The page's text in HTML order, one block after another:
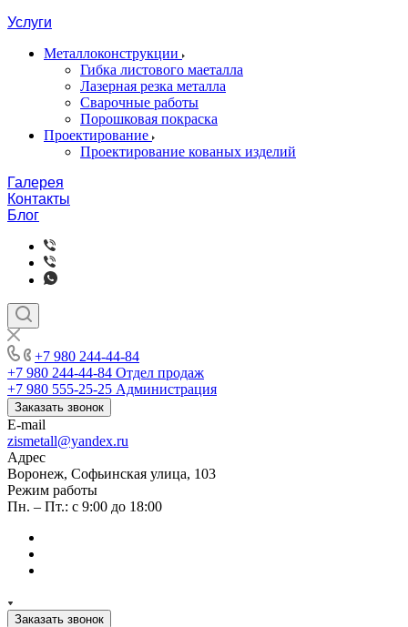
Услуги
Металлоконструкции
Гибка листового маеталла
Лазерная резка металла
Сварочные работы
Порошковая покраска
Проектирование
Проектирование кованых изделий
Галерея
Контакты
Блог
+7 980 244-44-84
+7 980 244-44-84 Отдел продаж
+7 980 555-25-25 Администрация
Заказать звонок
E-mail
zismetall@yandex.ru
Адрес
Воронеж, Софьинская улица, 103
Режим работы
Пн. – Пт.: с 9:00 до 18:00
Заказать звонок